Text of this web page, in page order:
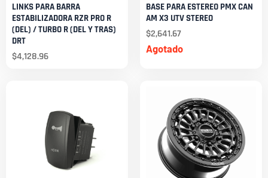
LINKS PARA BARRA
ESTABILIZADORA RZR PRO R
(DEL) / TURBO R (DEL Y TRAS)
DRT
$4,128.96
Agotado
BASE PARA ESTEREO PMX CAN
AM X3 UTV STEREO
$2,641.67